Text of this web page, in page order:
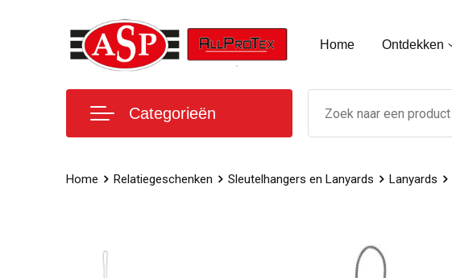
Home Ontdekken
Categorieën
Home Relatiegeschenken Sleutelhangers en Lanyards Lanyards